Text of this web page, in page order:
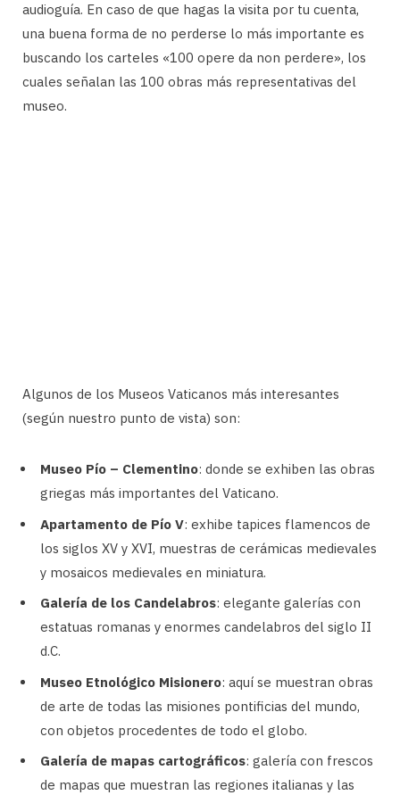
audioguía. En caso de que hagas la visita por tu cuenta,
una buena forma de no perderse lo más importante es
buscando los carteles «100 opere da non perdere», los
cuales señalan las 100 obras más representativas del
museo.
Algunos de los Museos Vaticanos más interesantes
(según nuestro punto de vista) son:
Museo Pío – Clementino: donde se exhiben las obras
griegas más importantes del Vaticano.
Apartamento de Pío V: exhibe tapices flamencos de
los siglos XV y XVI, muestras de cerámicas medievales
y mosaicos medievales en miniatura.
Galería de los Candelabros: elegante galerías con
estatuas romanas y enormes candelabros del siglo II
d.C.
Museo Etnológico Misionero: aquí se muestran obras
de arte de todas las misiones pontificias del mundo,
con objetos procedentes de todo el globo.
Galería de mapas cartográficos: galería con frescos
de mapas que muestran las regiones italianas y las